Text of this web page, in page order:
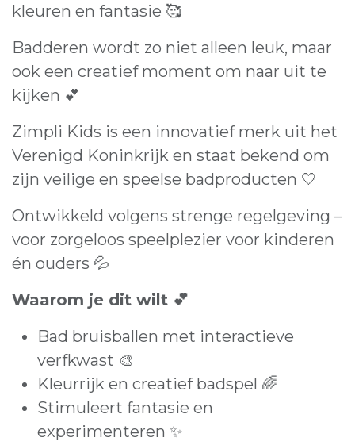
kleuren en fantasie 🥰
Badderen wordt zo niet alleen leuk, maar
ook een creatief moment om naar uit te
kijken 💕
Zimpli Kids is een innovatief merk uit het
Verenigd Koninkrijk en staat bekend om
zijn veilige en speelse badproducten 🤍
Ontwikkeld volgens strenge regelgeving –
voor zorgeloos speelplezier voor kinderen
én ouders 💦
Waarom je dit wilt 💕
Bad bruisballen met interactieve
verfkwast 🎨
Kleurrijk en creatief badspel 🌈
Stimuleert fantasie en
experimenteren ✨